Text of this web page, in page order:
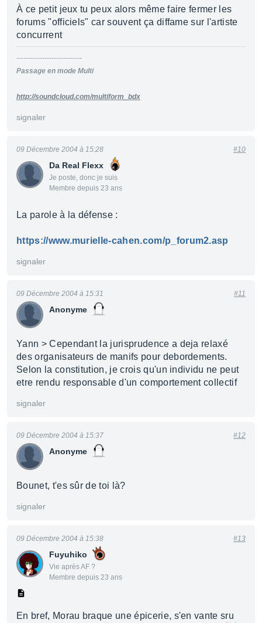
À ce petit jeux tu peux alors même faire fermer les
forums "officiels" car souvent ça diffame sur l'artiste
concurrent
----------------------------
Passage en mode Multi
http://soundcloud.com/multiform_bdx
signaler
Da Real Flexx
Je poste, donc je suis
Membre depuis 23 ans
09 Décembre 2004 à 15:28 #10
La parole à la défense :
https://www.murielle-cahen.com/p_forum2.asp
signaler
Anonyme
09 Décembre 2004 à 15:31 #11
Yann > Cependant la jurisprudence a deja relaxé
des organisateurs de manifs pour debordements.
Selon la constitution, je crois qu'un individu ne peut
etre rendu responsable d'un comportement collectif
signaler
Anonyme
09 Décembre 2004 à 15:37 #12
Bounet, t'es sûr de toi là?
signaler
Fuyuhiko
Vie après AF ?
Membre depuis 23 ans
09 Décembre 2004 à 15:38 #13
En bref, Morau braque une épicerie, s'en vante sru